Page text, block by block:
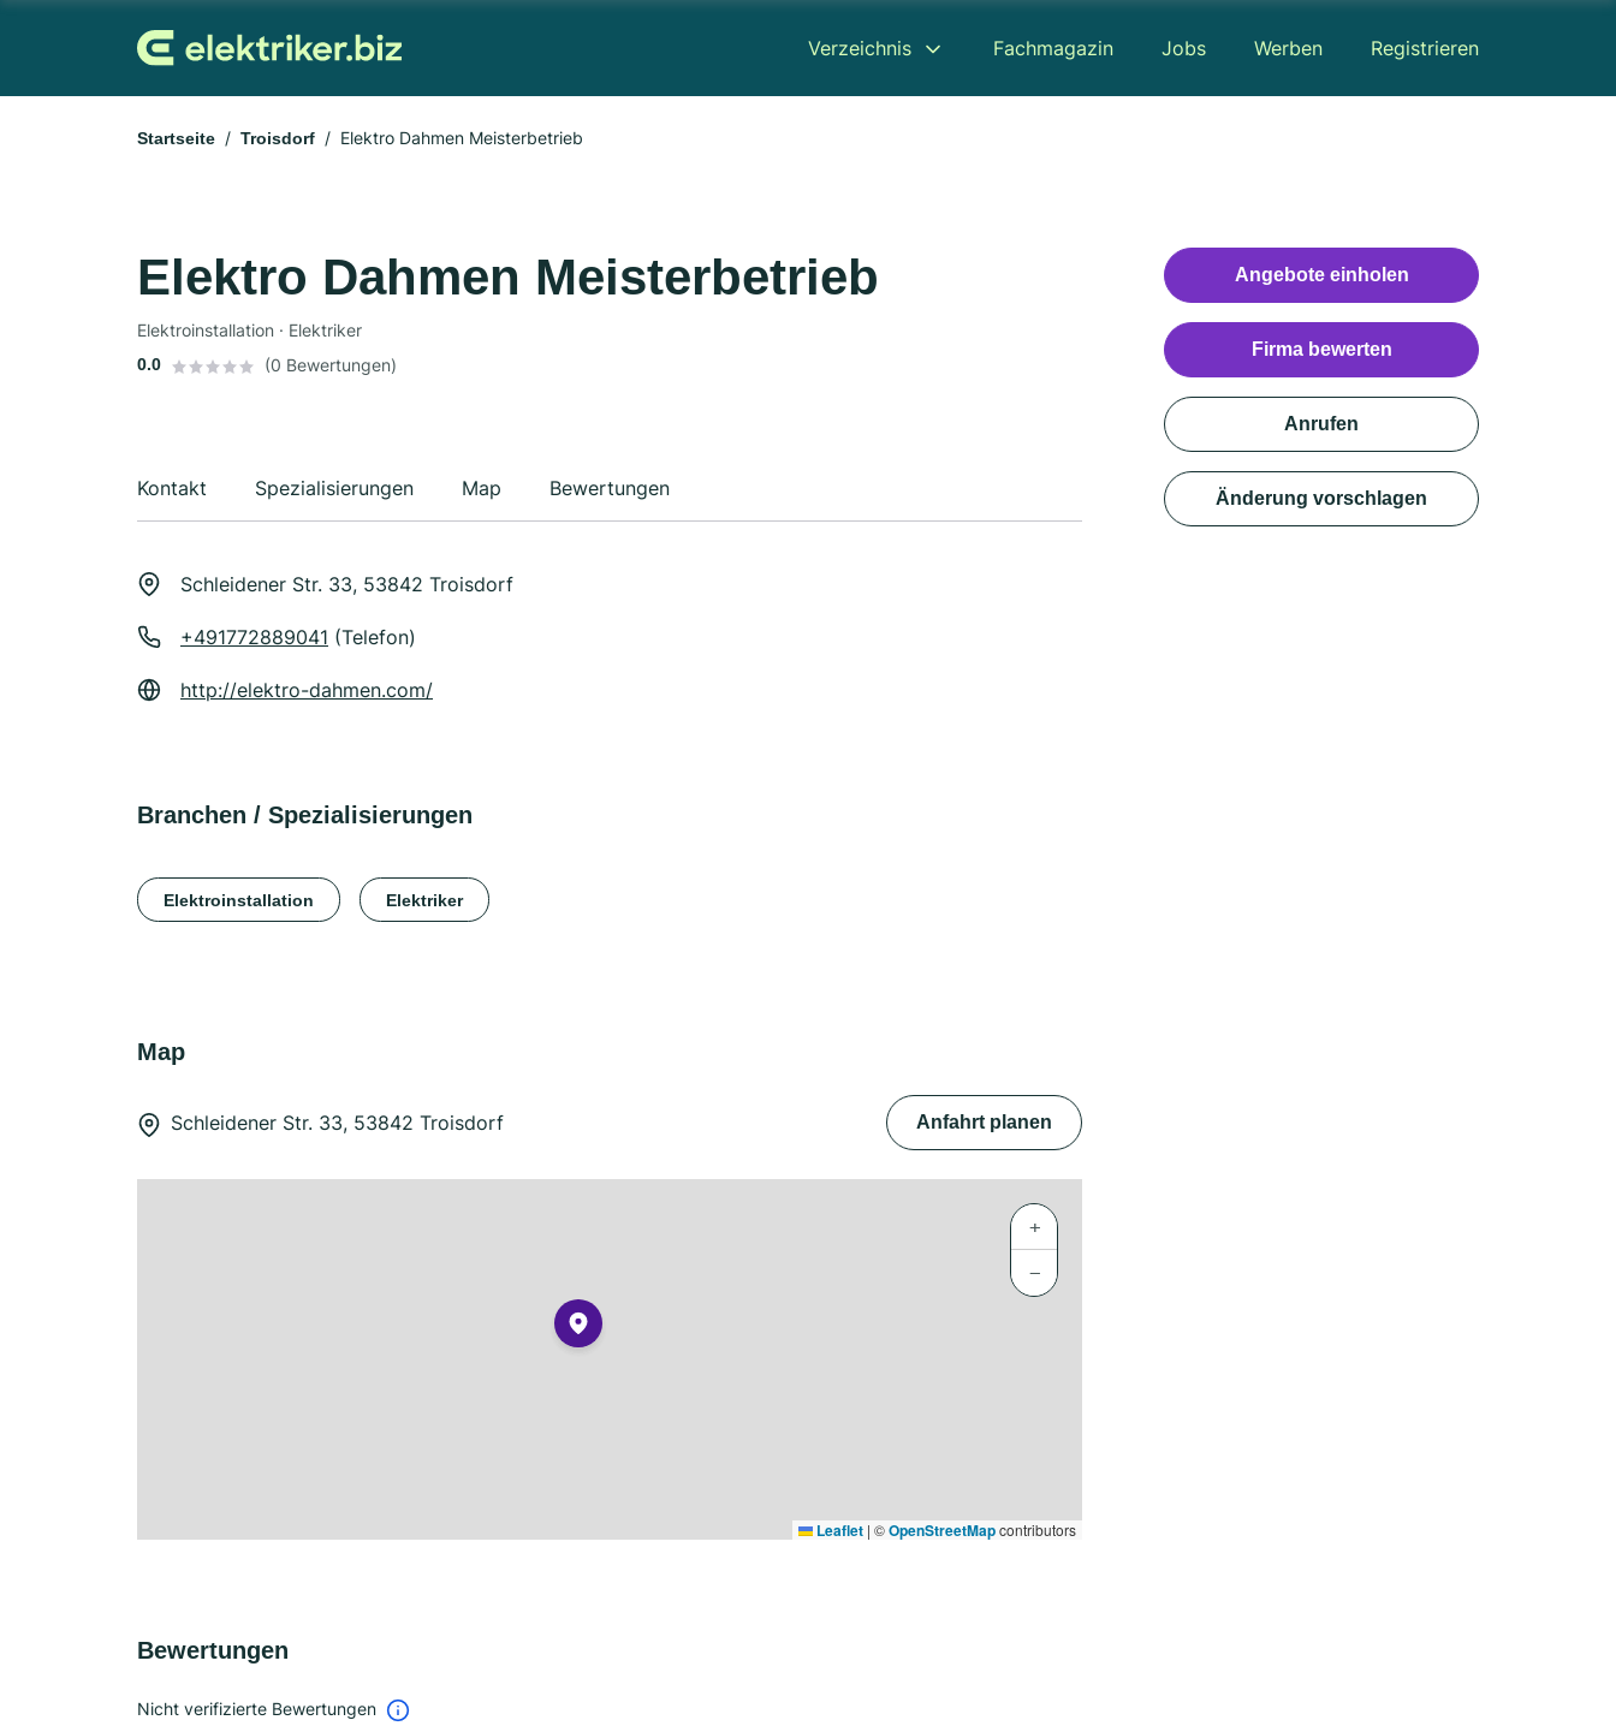
Verzeichnis Fachmagazin Jobs Werben Registrieren
Startseite Troisdorf Elektro Dahmen Meisterbetrieb
Elektro Dahmen Meisterbetrieb
Elektroinstallation · Elektriker
0.0 (0 Bewertungen)
Kontakt Spezialisierungen Map Bewertungen
Schleidener Str. 33, 53842 Troisdorf
+491772889041 (Telefon)
http://elektro-dahmen.com/
Branchen / Spezialisierungen
Elektroinstallation Elektriker
Map
Schleidener Str. 33, 53842 Troisdorf Anfahrt planen
+
−
Leaflet | ©OpenStreetMapcontributors
Bewertungen
Nicht verifizierte Bewertungen
Angebote einholen
Firma bewerten
Anrufen
Änderung vorschlagen